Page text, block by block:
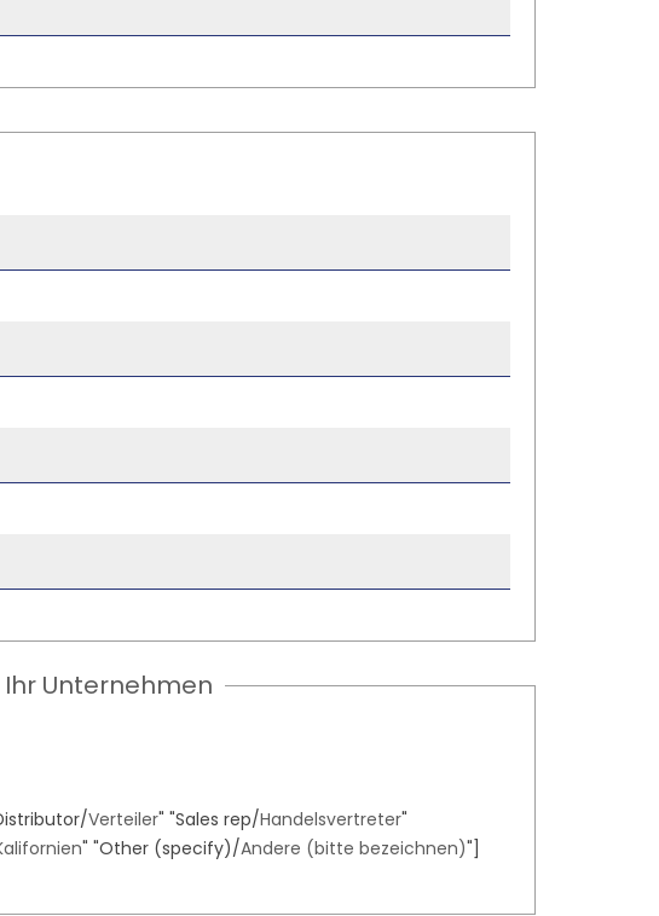
Unternehmen
Verteiler" "Sales rep/Handelsvertreter"
" "Other (specify)/Andere (bitte bezeichnen)"]